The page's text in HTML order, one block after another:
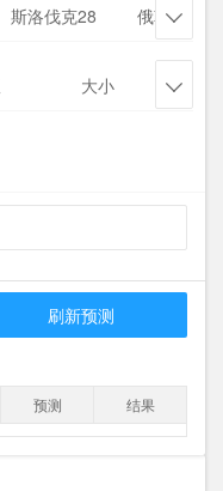
斯洛伐克28 俄勒冈28

大小 
刷新预测
预测 结果